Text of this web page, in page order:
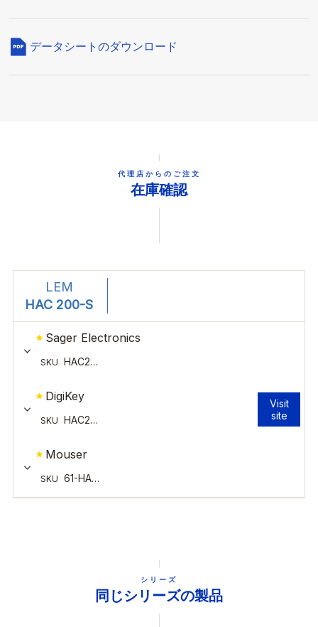
データシートのダウンロード
代理店からのご注文
在庫確認
シリーズ
同じシリーズの製品